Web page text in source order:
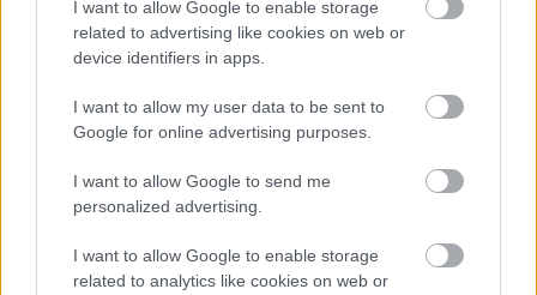
I want to allow Google to enable storage
related to advertising like cookies on web or
device identifiers in apps.
I want to allow my user data to be sent to
Google for online advertising purposes.
I want to allow Google to send me
personalized advertising.
I want to allow Google to enable storage
related to analytics like cookies on web or